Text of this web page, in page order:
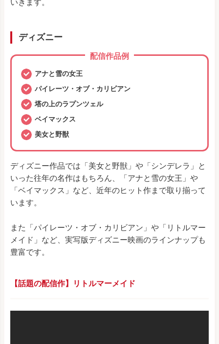
いきます。
ディズニー
配信作品例
アナと雪の女王
パイレーツ・オブ・カリビアン
塔の上のラプンツェル
ベイマックス
美女と野獣
ディズニー作品では「美女と野獣」や「シンデレラ」と
いった往年の名作はもちろん、「アナと雪の女王」や
「ベイマックス」など、近年のヒット作まで取り揃って
います。
また「パイレーツ・オブ・カリビアン」や「リトルマー
メイド」など、実写版ディズニー映画のラインナップも
豊富です。
【話題の配信作】リトルマーメイド